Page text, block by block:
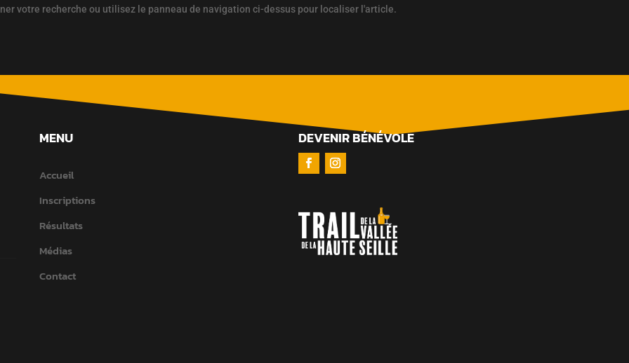
votre recherche ou utilisez le panneau de navigation ci-dessus pour localiser l'article.
MENU
Accueil
Inscriptions
Résultats
Médias
Contact
DEVENIR BÉNÉVOLE